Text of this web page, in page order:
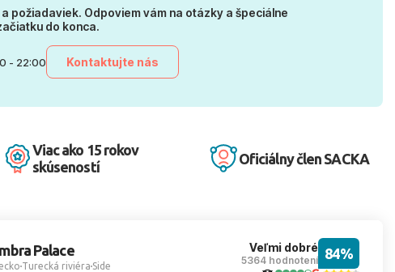
požiadaviek. Odpoviem vám na otázky a špeciálne
do konca.
- 22:00 Kontaktujte nás
Viac ako 15 rokov
skúseností
Oficiálny člen SACKA
Palace
Turecká riviéraSide
Veľmi dobré
5364 hodnotení 84%